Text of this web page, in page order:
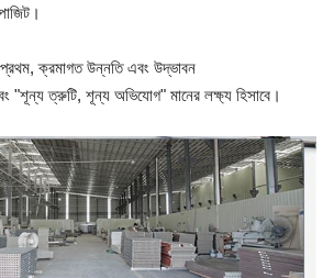
ক্রমাগত উন্নতি এবং উদ্ভাবন
"শূন্য ত্রুটি, শূন্য অভিযোগ" মানের লক্ষ্য হিসাবে।